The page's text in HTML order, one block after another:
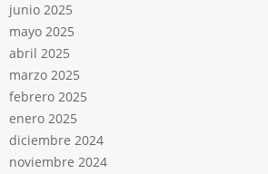
junio 2025
mayo 2025
abril 2025
marzo 2025
febrero 2025
enero 2025
diciembre 2024
noviembre 2024